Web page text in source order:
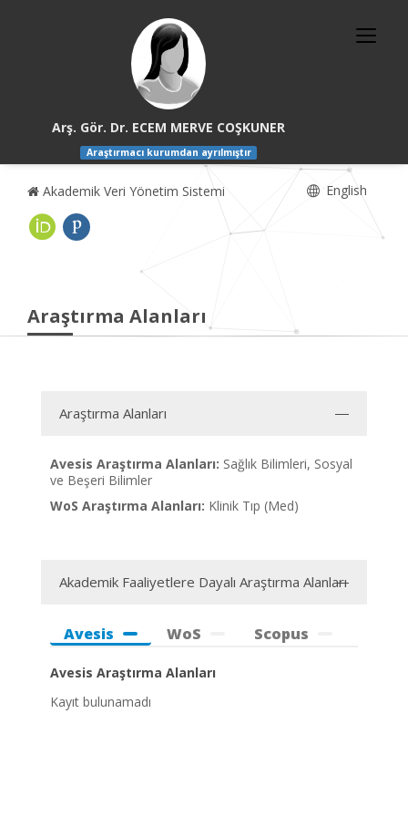
Arş. Gör. Dr. ECEM MERVE COŞKUNER
Araştırmacı kurumdan ayrılmıştır
Akademik Veri Yönetim Sistemi English
Araştırma Alanları
Araştırma Alanları
Avesis Araştırma Alanları: Sağlık Bilimleri, Sosyal
ve Beşeri Bilimler
WoS Araştırma Alanları: Klinik Tıp (Med)
Akademik Faaliyetlere Dayalı Araştırma Alanları
Avesis WoS Scopus
Avesis Araştırma Alanları
Kayıt bulunamadı